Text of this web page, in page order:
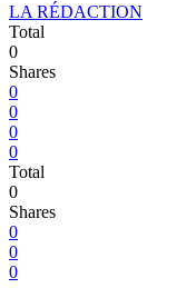
LA RÉDACTION
Total
0
Shares
0
0
0
0
Total
0
Shares
0
0
0